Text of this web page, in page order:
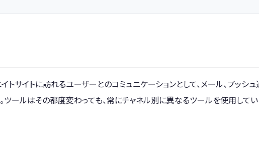
トサイトに訪れるユーザーとのコミュニケーションとして、メール、プッシュ
ールはその都度変わっても、常にチャネル別に異なるツールを使用して